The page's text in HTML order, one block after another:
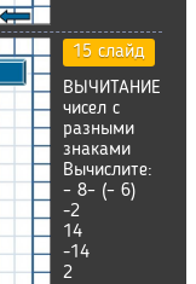
15 слайд
ВЫЧИТАНИЕ
чисел с
разными
знаками
Вычислите:
– 8– (– 6)
-2
14
-14
2